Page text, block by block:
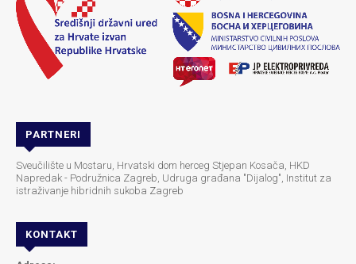
PARTNERI
Sveučilište u Mostaru, Hrvatski dom herceg Stjepan Kosača, HKD
Napredak - Podružnica Zagreb, Udruga građana "Dijalog", Institut za
istraživanje hibridnih sukoba Zagreb
KONTAKT